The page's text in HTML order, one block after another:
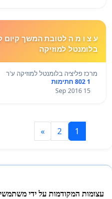
ע צ ו מ ה לטובת המשך קיום
בלומנטל למוזיקה
מרכז פליציה בלומנטל למוזיקה ע'ר
1 802 חתימות
15 Sep 2016
1
2
»
עצומות המקודמות על ידי